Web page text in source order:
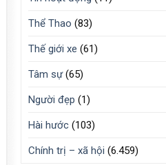
Thể Thao (83)
Thế giới xe (61)
Tâm sự(65)
Người đẹp (1)
Hài hước (103)
Chính trị – xã hội (6.459)